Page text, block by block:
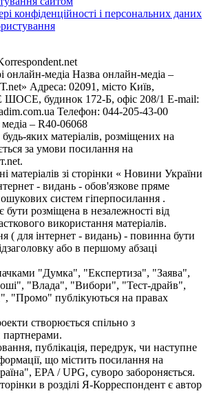
конфіденційності і персональних даних
онлайн-медіа Назва онлайн-медіа –
Адреса: 02091, місто Київ,
будинок 172-Б, офіс 208/1 E-mail:
Телефон: 044-205-43-00
медіа – R40-06068
яких матеріалів, розміщених на
за умови посилання на
матеріалів зі сторінки « Новини України
- видань - обов'язкове пряме
систем гіперпосилання .
розміщена в незалежності від
використання матеріалів.
( для інтернет - видань) - повинна бути
або в першому абзаці
"Думка", "Експертиза", "Заява",
"Влада", "Вибори", "Тест-драйв",
"Промо" публікуються на правах
створюється спільно з
публікація, передрук, чи наступне
що містить посилання на
EPA / UPG, суворо забороняється.
в розділі Я-Корреспондент є автор